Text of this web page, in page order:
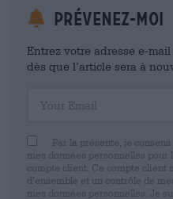
Prévenez-moi
Entrez votre adresse e-
dès que l’article sera à
Par la présente, je
mes données personnelles pour
compte client. Ce compte client
d’ensemble et un contrôle de
mes données personnelles. Je